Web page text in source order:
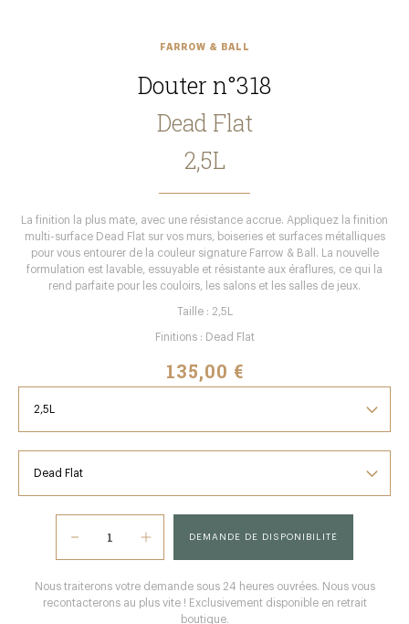
FARROW & BALL
Douter n°318
Dead Flat
2,5L
La finition la plus mate, avec une résistance accrue. Appliquez la finition
multi-surface Dead Flat sur vos murs, boiseries et surfaces métalliques
pour vous entourer de la couleur signature Farrow & Ball. La nouvelle
formulation est lavable, essuyable et résistante aux éraflures, ce qui la
rend parfaite pour les couloirs, les salons et les salles de jeux.
Taille : 2,5L
Finitions : Dead Flat
135,00 €
DEMANDE DE DISPONIBILITÉ
Nous traiterons votre demande sous 24 heures ouvrées. Nous vous
recontacterons au plus vite ! Exclusivement disponible en retrait
boutique.